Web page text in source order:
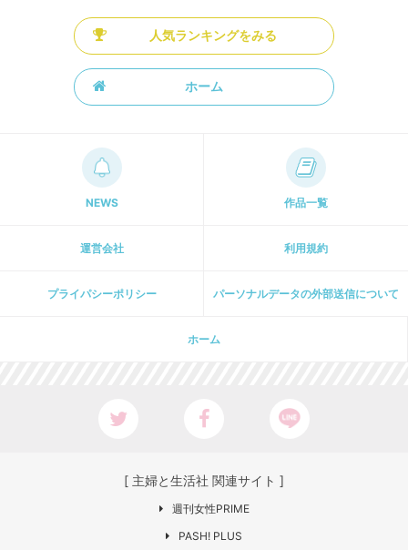
人気ランキングをみる
ホーム
NEWS 作品一覧
運営会社 利用規約
プライパシーポリシー パーソナルデータの外部送信について
ホーム
[ 主婦と生活社 関連サイト ]
週刊女性PRIME
PASH! PLUS